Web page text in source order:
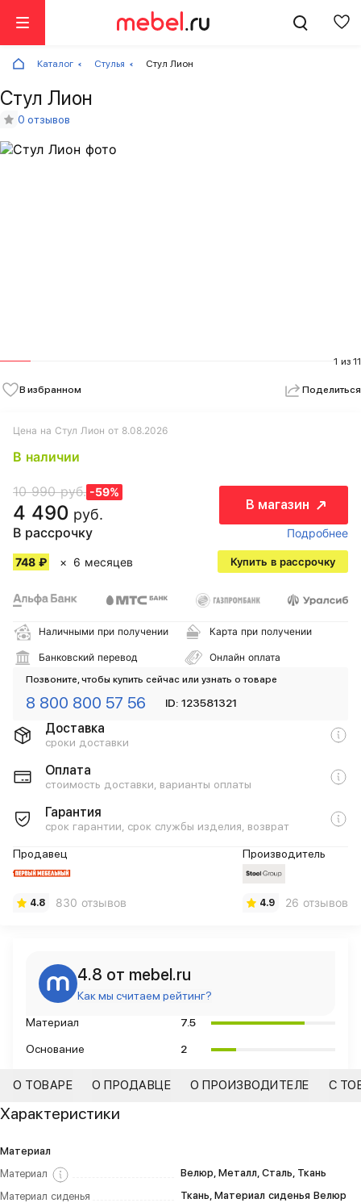
Каталог Стулья Стул Лион
Стул Лион
0 отзывов
1 из 11
В избранном Поделиться
Цена на Стул Лион от 8.08.2026
В наличии
10 990 руб. -59%
4 490 руб.
В магазин
В рассрочку Подробнее
748 ₽ 6 месяцев Купить в рассрочку
Наличными при получении Карта при получении
Банковский перевод Онлайн оплата
Позвоните, чтобы купить сейчас или узнать о товаре
8 800 800 57 56 ID: 123581321
Доставка
сроки доставки
Оплата
стоимость доставки, варианты оплаты
Гарантия
срок гарантии, срок службы изделия, возврат
Продавец
4.8 830 отзывов
Производитель
4.9 26 отзывов
4.8 от mebel.ru
Как мы считаем рейтинг?
Материал 7.5
Основание 2
О ТОВАРЕ О ПРОДАВЦЕ О ПРОИЗВОДИТЕЛЕ С
Характеристики
Материал
Материал
Велюр, Металл, Сталь, Ткань
Материал сиденья
Ткань, Материал сиденья Велюр